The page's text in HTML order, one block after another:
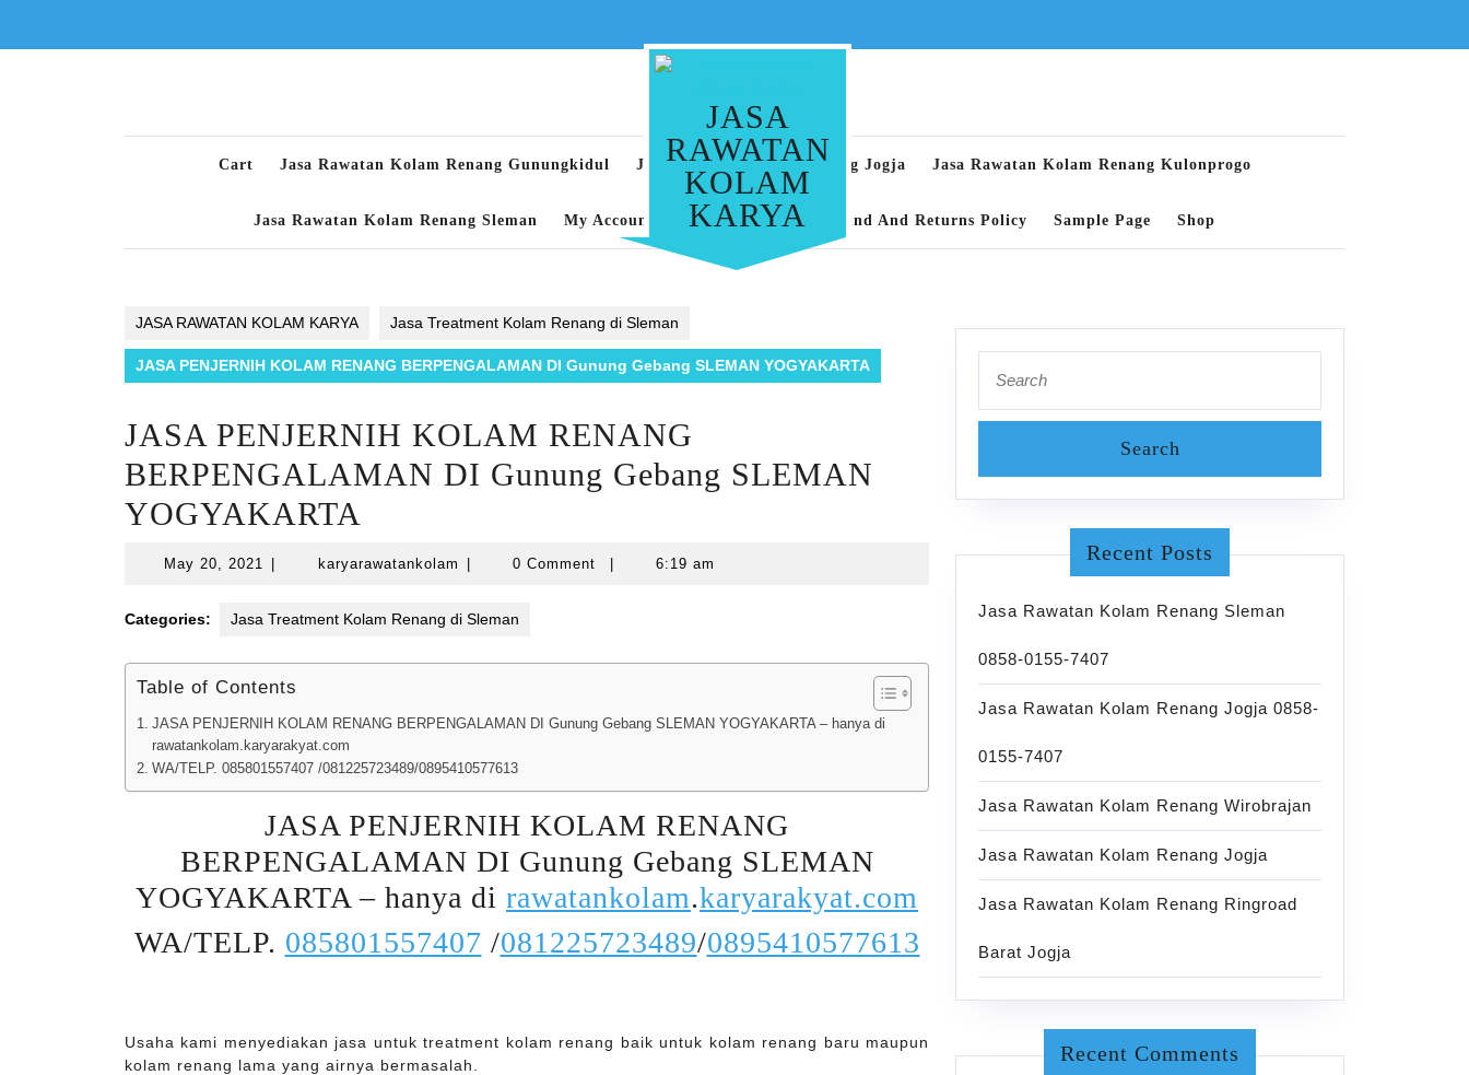
JASA
RAWATAN
KOLAM
KARYA
Cart Jasa Rawatan Kolam Renang Gunungkidul Jasa Rawatan Kolam Renang Jogja Jasa Rawatan Kolam Renang Kulonprogo
Jasa Rawatan Kolam Renang Sleman My Account Privacy Policy Refund And Returns Policy Sample Page Shop
JASA RAWATAN KOLAM KARYA Jasa Treatment Kolam Renang di Sleman
JASA PENJERNIH KOLAM RENANG BERPENGALAMAN DI Gunung Gebang SLEMAN YOGYAKARTA
JASA PENJERNIH KOLAM RENANG
BERPENGALAMAN DI Gunung Gebang SLEMAN
YOGYAKARTA
May 20, 2021 May
karyarawatankolam karyarawatankolam
0 Comment 6:19 am
Categories: Jasa Treatment Kolam Renang di Sleman
Table of Contents
JASA PENJERNIH KOLAM RENANG BERPENGALAMAN DI Gunung Gebang SLEMAN YOGYAKARTA – hanya di
rawatankolam.karyarakyat.com
WA/TELP. 085801557407 /081225723489/0895410577613
JASA PENJERNIH KOLAM RENANG
BERPENGALAMAN DI Gunung Gebang SLEMAN
YOGYAKARTA – hanya di rawatankolam.karyarakyat.com
WA/TELP. 085801557407 /081225723489/0895410577613
Usaha kami menyediakan jasa untuk treatment kolam renang baik untuk kolam renang baru maupun
kolam renang lama yang airnya bermasalah.
for:
Recent Posts
Jasa Rawatan Kolam Renang Sleman
0858-0155-7407
Jasa Rawatan Kolam Renang Jogja 0858-
0155-7407
Jasa Rawatan Kolam Renang Wirobrajan
Jasa Rawatan Kolam Renang Jogja
Jasa Rawatan Kolam Renang Ringroad
Barat Jogja
Recent Comments